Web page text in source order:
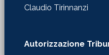
Redazione in Firenze